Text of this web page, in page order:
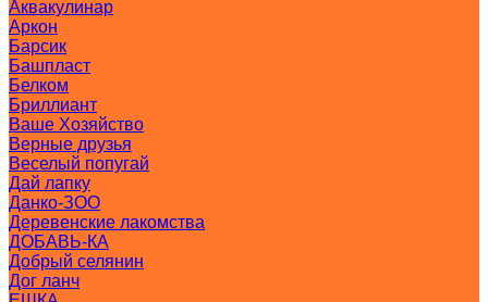
Аквакулинар
Аркон
Барсик
Башпласт
Белком
Бриллиант
Ваше Хозяйство
Верные друзья
Веселый попугай
Дай лапку
Данко-ЗОО
Деревенские лакомства
ДОБАВЬ-КА
Добрый селянин
Дог ланч